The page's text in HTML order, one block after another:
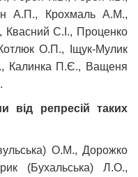
А.П., Крохмаль А.М.,
С.І., Проценко
О.П., Іщук-Мулик
Калинка П.Є., Ващеня
від репресій таких
О.М., Дорожко
(Бухальська) Л.О.,